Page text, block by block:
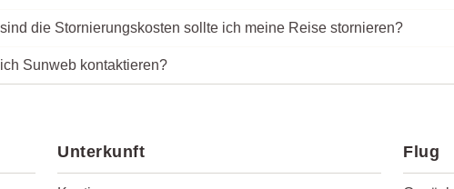
die Stornierungskosten sollte ich meine Reise stornieren?
Sunweb kontaktieren?
Unterkunft Flug